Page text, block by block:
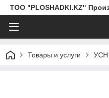
ТОО "PLOSHADKI.KZ"
Товары и услуги УСН